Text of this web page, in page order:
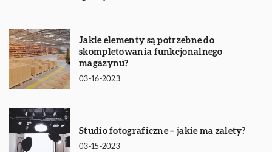
Jakie elementy są potrzebne do
skompletowania funkcjonalnego
magazynu?
03-16-2023
Studio fotograficzne – jakie ma zalety?
03-15-2023